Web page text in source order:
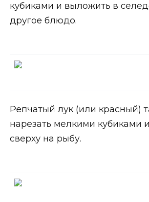
кубиками и выложить в
другое блюдо.
Репчатый лук (или красный)
нарезать мелкими кубиками
сверху на рыбу.